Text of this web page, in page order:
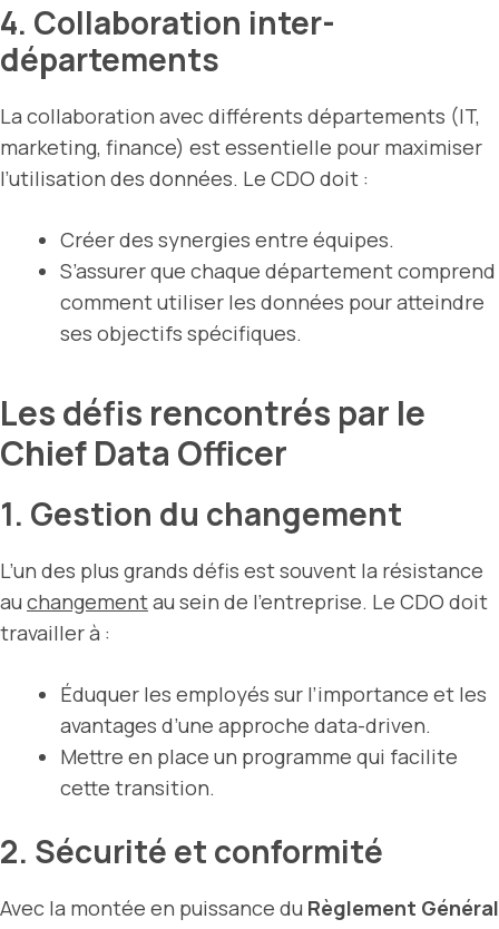
4. Collaboration inter-
départements
La collaboration avec différents départements (IT,
marketing, finance) est essentielle pour maximiser
l’utilisation des données. Le CDO doit :
Créer des synergies entre équipes.
S’assurer que chaque département comprend
comment utiliser les données pour atteindre
ses objectifs spécifiques.
Les défis rencontrés par le
Chief Data Officer
1. Gestion du changement
L’un des plus grands défis est souvent la résistance
au changementau sein de l’entreprise. Le CDO doit
travailler à :
Éduquer les employés sur l’importance et les
avantages d’une approche data-driven.
Mettre en place un programme qui facilite
cette transition.
2. Sécurité et conformité
Avec la montée en puissance du Règlement Général